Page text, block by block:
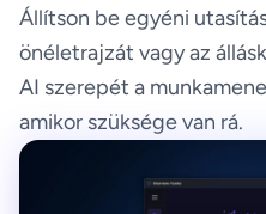
Állítson be egyéni
önéletrajzát vagy az
AI szerepét a
amikor szüksége van rá.